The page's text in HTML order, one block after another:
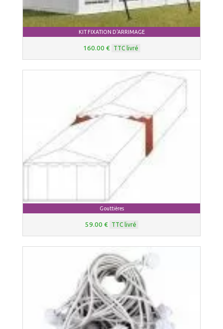
KIT FIXATION D'ARRIMAGE
160.00 € TTC livré
Gouttières
59.00 € TTC livré